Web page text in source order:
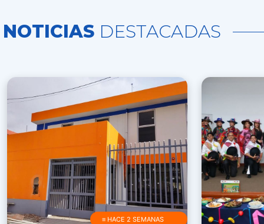
NOTICIAS DESTACADAS
≡ HACE 2 SEMANAS